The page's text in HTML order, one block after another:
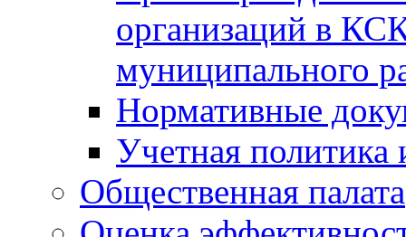
организаций в
муниципального
Нормативные
Учетная политика
Общественная палата